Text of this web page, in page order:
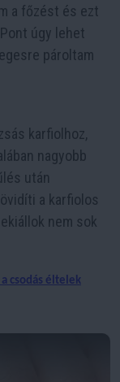
a főzést és ezt
úgy lehet
pároltam
karfiolhoz,
nagyobb
után
a karfiolos
nem sok
csodás éltelek